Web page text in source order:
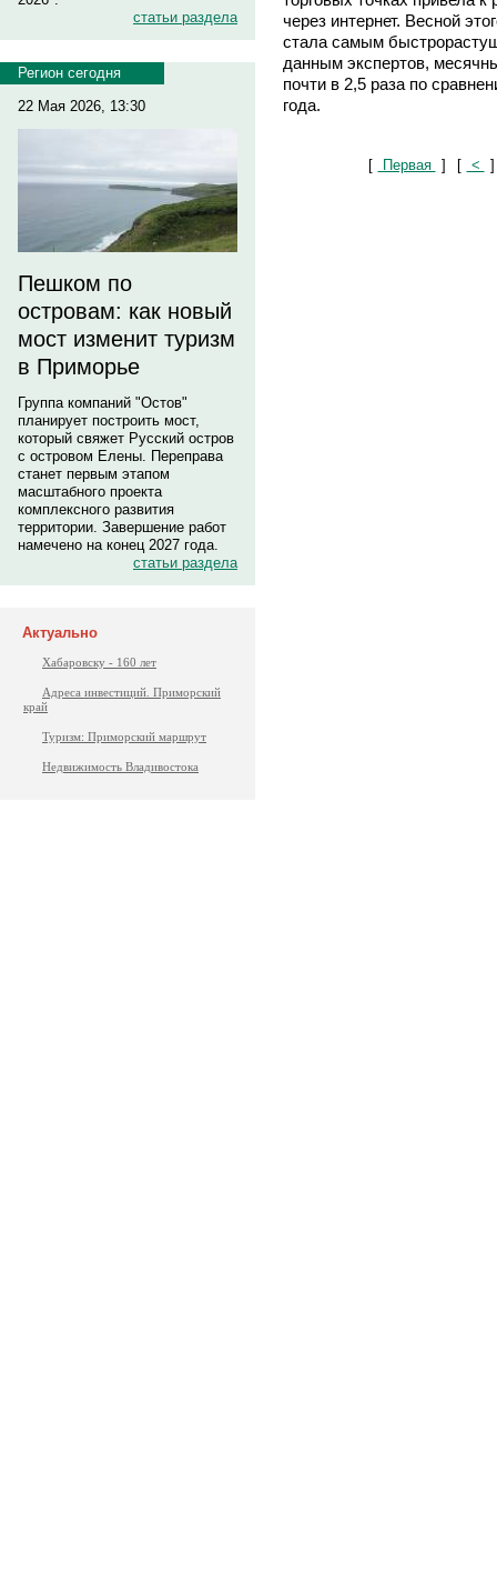
статьи раздела
Регион сегодня
22 Мая 2026, 13:30
Пешком по
островам: как новый
мост изменит туризм
в Приморье
Группа компаний "Остов"
планирует построить мост,
который свяжет Русский остров
с островом Елены. Переправа
станет первым этапом
масштабного проекта
комплексного развития
территории. Завершение работ
намечено на конец 2027 года.
статьи раздела
Актуально
Хабаровску - 160 лет
Адреса инвестиций. Приморский
край
Туризм: Приморский маршрут
Недвижимость Владивостока
через интернет. Весной
стала самым
данным экспертов,
почти в 2,5 раза по
года.
[ Первая ] [ < ]